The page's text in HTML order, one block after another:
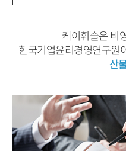
케이휘슬은 비
한국기업윤리경영연구원
산